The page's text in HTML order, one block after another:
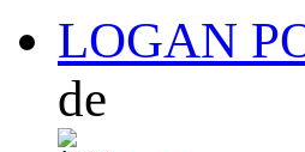
LOGAN
de